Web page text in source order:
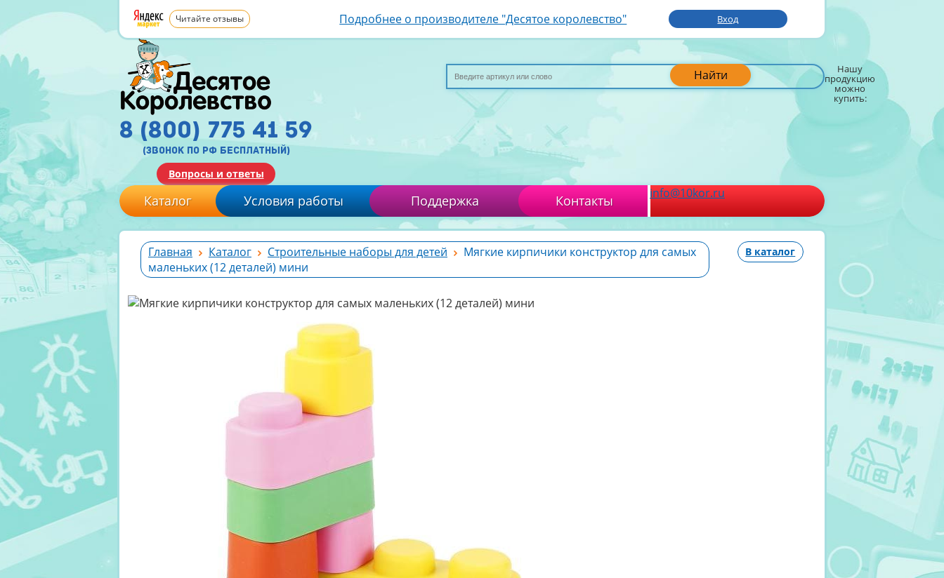
Читайте отзывы Подробнее о производителе "Десятое королевство" Вход
Найти Нашу
продукцию
можно
купить:
8 (800) 775 41 59
(звонок по рф бесплатный)
Вопросы и ответы
Каталог Условия работы Поддержка Контакты info@10kor.ru
Главная Каталог Строительные наборы для детей
Мягкие кирпичики конструктор для самых
маленьких (12 деталей) мини
В каталог